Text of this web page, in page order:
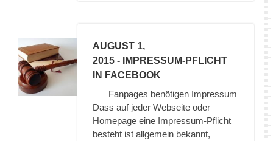
AUGUST 1,
2015 - IMPRESSUM-PFLICHT
IN FACEBOOK
Fanpages benötigen Impressum
Dass auf jeder Webseite oder
Homepage eine Impressum-Pflicht
besteht ist allgemein bekannt,